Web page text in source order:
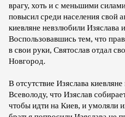
врагу, хоть и с меньшими
повысил среди населения свой
киевляне невзлюбили Изяслава
Воспользовавшись тем, что
в свои руки, Святослав отдал
Новгород.
В отсутствие Изяслава
Всеволоду, что Изяслав
чтобы идти на Киев, и умоляли